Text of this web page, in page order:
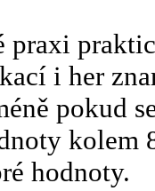
i her
pokud
kolem
hodnoty.